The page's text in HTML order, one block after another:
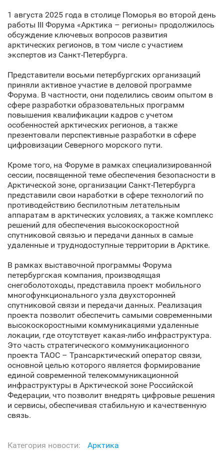
1 августа 2025 года в столице Поморья во второй день
работы III Форума «Арктика – регионы» продолжилось
обсуждение ключевых вопросов развития
арктических регионов, в том числе с участием
экспертов из Санкт‑Петербурга.
Представители восьми петербургских организаций
приняли активное участие в деловой программе
Форума. В частности, они поделились своим опытом в
сфере разработки образовательных программ
повышения квалификации кадров с учетом
особенностей арктических регионов, а также
презентовали перспективные разработки в сфере
цифровизации Северного морского пути.
Кроме того, на Форуме в рамках специализированной
сессии, посвященной теме обеспечения безопасности в
Арктической зоне, организации Санкт‑Петербурга
представили свои наработки в сфере технологий по
противодействию беспилотным летательным
аппаратам в арктических условиях, а также комплекс
решений для обеспечения высокоскоростной
спутниковой связью и передачи данных в самые
удаленные и труднодоступные территории в Арктике.
В рамках выставочной программы Форума
петербургская компания, производящая
снегоболотоходы, представила проект мобильного
многофункционального узла двухсторонней
спутниковой связи и передачи данных. Реализация
проекта позволит обеспечить самыми современными
высокоскоростными коммуникациями удаленные
локации, где отсутствует какая-либо инфраструктура.
Это часть стратегического коммуникационного
проекта ТАОС – Трансарктический оператор связи,
основной целью которого является формирование
единой современной телекоммуникационной
инфраструктуры в Арктической зоне Российской
Федерации, что позволит внедрять цифровые решения
и сервисы, обеспечивая стабильную и качественную
связь.
Категория новости: Арктика